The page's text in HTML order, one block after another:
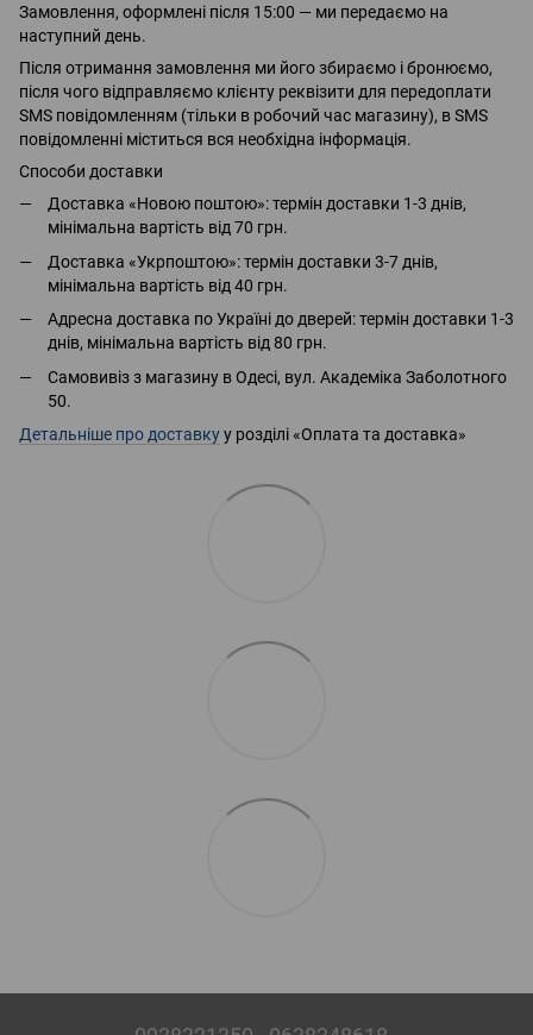
Замовлення, оформлені після 15:00 — ми передаємо на
наступний день.
Після отримання замовлення ми його збираємо і бронюємо,
після чого відправляємо клієнту реквізити для передоплати
SMS повідомленням (тільки в робочий час магазину), в SMS
повідомленні міститься вся необхідна інформація.
Способи доставки
Доставка «Новою поштою»: термін доставки 1-3 днів,
мінімальна вартість від 70 грн.
Доставка «Укрпоштою»: термін доставки 3-7 днів,
мінімальна вартість від 40 грн.
Адресна доставка по Україні до дверей: термін доставки 1-3
днів, мінімальна вартість від 80 грн.
Самовивіз з магазину в Одесі, вул. Академіка Заболотного
50.
Детальніше про доставкуу розділі «Оплата та доставка»